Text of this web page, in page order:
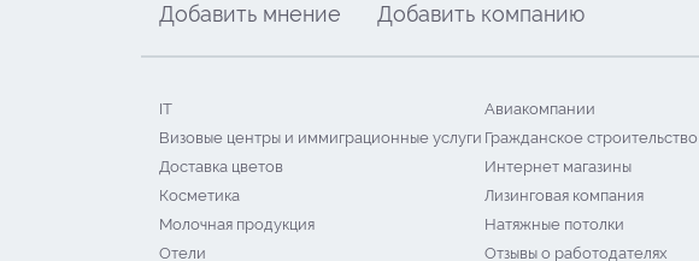
Добавить мнение
Добавить компанию
IT Авиакомпании
Визовые центры и иммиграционные услуги Гражданское строительство
Доставка цветов
Интернет магазины
Косметика
Лизинговая компания
Молочная продукция
Натяжные потолки
Отели
Отзывы о работодателях